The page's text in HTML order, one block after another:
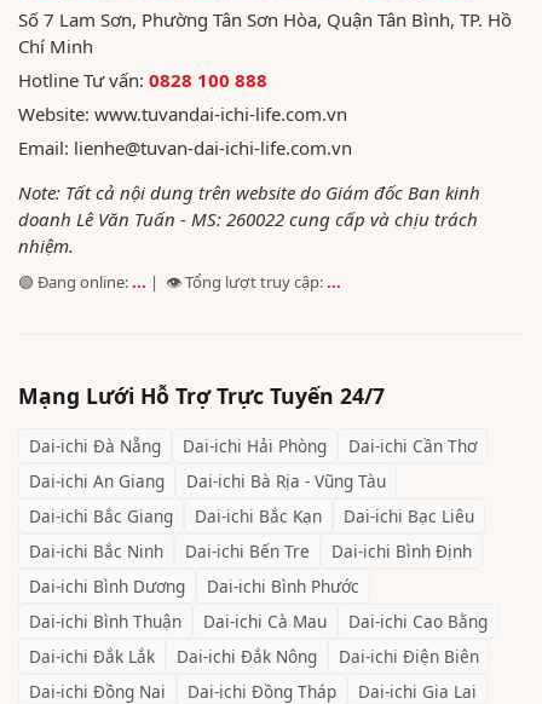
Số 7 Lam Sơn, Phường Tân Sơn Hòa, Quận Tân Bình, TP. Hồ
Chí Minh
Hotline Tư vấn: 0828 100 888
Website: www.tuvandai-ichi-life.com.vn
Email: lienhe@tuvan-dai-ichi-life.com.vn
Note: Tất cả nội dung trên website do Giám đốc Ban kinh
doanh Lê Văn Tuấn - MS: 260022 cung cấp và chịu trách
nhiệm.
🟢 Đang online:... | 👁️ Tổng lượt truy cập:...
Mạng Lưới Hỗ Trợ Trực Tuyến 24/7
Dai-ichi Đà Nẵng Dai-ichi Hải Phòng Dai-ichi Cần Thơ
Dai-ichi An Giang Dai-ichi Bà Rịa - Vũng Tàu
Dai-ichi Bắc Giang Dai-ichi Bắc Kạn Dai-ichi Bạc Liêu
Dai-ichi Bắc Ninh Dai-ichi Bến Tre Dai-ichi Bình Định
Dai-ichi Bình Dương Dai-ichi Bình Phước
Dai-ichi Bình Thuận Dai-ichi Cà Mau Dai-ichi Cao Bằng
Dai-ichi Đắk Lắk Dai-ichi Đắk Nông Dai-ichi Điện Biên
Dai-ichi Đồng Nai Dai-ichi Đồng Tháp Dai-ichi Gia Lai